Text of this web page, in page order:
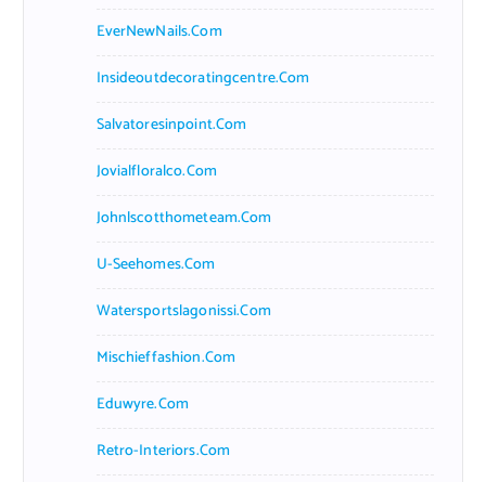
EverNewNails.com
Insideoutdecoratingcentre.com
Salvatoresinpoint.com
Jovialfloralco.com
Johnlscotthometeam.com
U-Seehomes.com
Watersportslagonissi.com
Mischieffashion.com
Eduwyre.com
Retro-Interiors.com